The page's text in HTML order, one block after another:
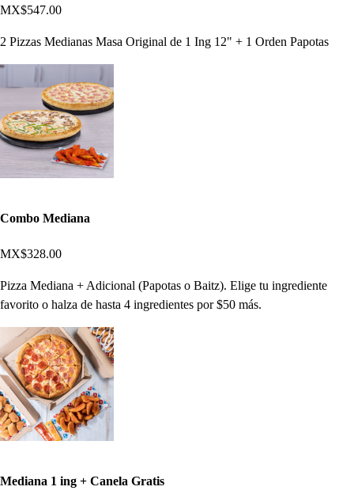
MX$547.00
2 Pizzas Medianas Masa Original de 1 Ing 12" + 1 Orden Papotas
Combo Mediana
MX$328.00
Pizza Mediana + Adicional (Papotas o Baitz). Elige tu ingrediente
favorito o halza de hasta 4 ingredientes por $50 más.
Mediana 1 ing + Canela Gratis